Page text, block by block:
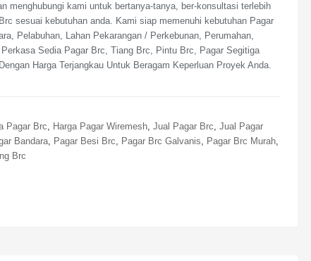
menghubungi kami untuk bertanya-tanya, ber-konsultasi terlebih
sesuai kebutuhan anda. Kami siap memenuhi kebutuhan Pagar
Pelabuhan, Lahan Pekarangan / Perkebunan, Perumahan,
Sedia Pagar Brc, Tiang Brc, Pintu Brc, Pagar Segitiga
Harga Terjangkau Untuk Beragam Keperluan Proyek Anda.
Pagar Brc, Harga Pagar Wiremesh, Jual Pagar Brc, Jual Pagar
Bandara, Pagar Besi Brc, Pagar Brc Galvanis, Pagar Brc Murah,
Brc